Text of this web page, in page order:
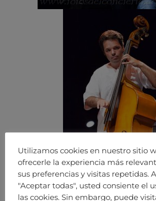
Utilizamos cookies en nuestro sitio
ofrecerle la experiencia más
sus preferencias y visitas repetidas.
"Aceptar todas", usted consiente el
las cookies. Sin embargo, puede